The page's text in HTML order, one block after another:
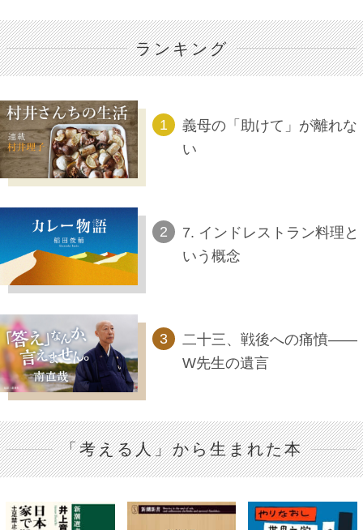
ランキング
義母の「助けて」が離れな
い
7. インドレストラン料理と
いう概念
二十三、戦後への痛憤――
W先生の遺言
「考える人」から生まれた本